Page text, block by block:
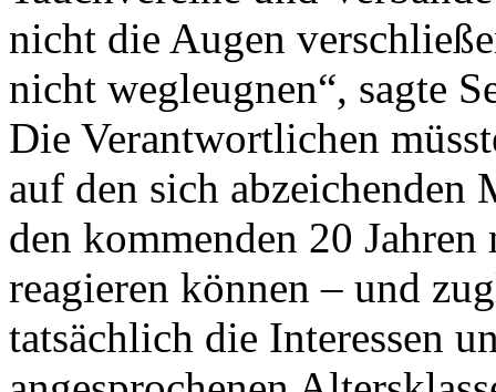
nicht die Augen
nicht wegleugnen“, sagte
Die Verantwortlichen
auf den sich
den kommenden 20
reagieren können – und
tatsächlich die Interessen